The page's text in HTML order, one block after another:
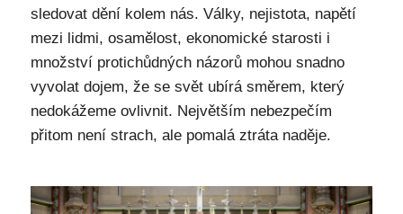
sledovat dění kolem nás. Války, nejistota, napětí
mezi lidmi, osamělost, ekonomické starosti i
množství protichůdných názorů mohou snadno
vyvolat dojem, že se svět ubírá směrem, který
nedokážeme ovlivnit. Největším nebezpečím
přitom není strach, ale pomalá ztráta naděje.